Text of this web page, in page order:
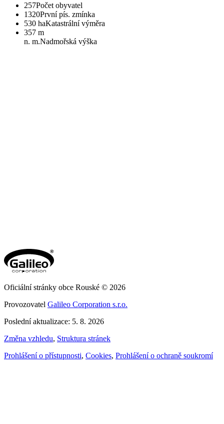
257Počet obyvatel
1320První pís. zmínka
530 haKatastrální výměra
357 m
n. m.Nadmořská výška
Oficiální stránky obce Rouské © 2026
Provozovatel Galileo Corporation s.r.o.
Poslední aktualizace: 5. 8. 2026
Změna vzhledu, Struktura stránek
Prohlášení o přístupnosti, Cookies, Prohlášení o ochraně soukromí